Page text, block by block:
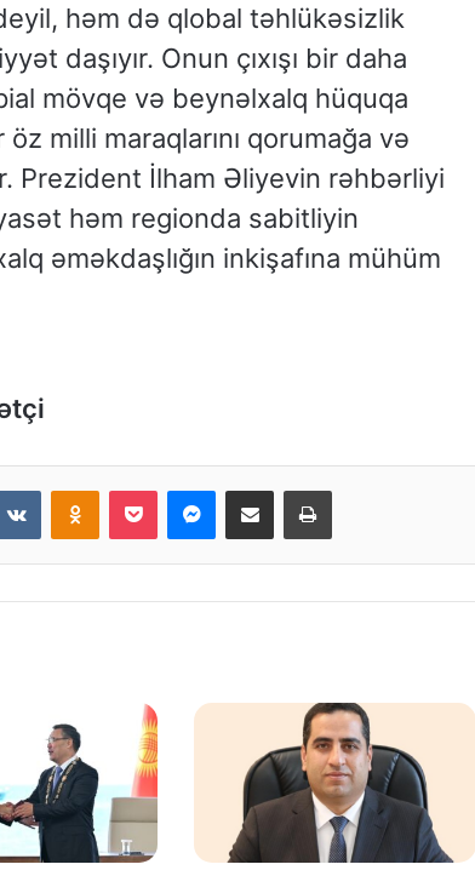
həm də qlobal təhlükəsizlik
daşıyır. Onun çıxışı bir daha
mövqe və beynəlxalq hüquqa
milli maraqlarını qorumağa və
Prezident İlham Əliyevin rəhbərliyi
həm regionda sabitliyin
əməkdaşlığın inkişafına mühüm